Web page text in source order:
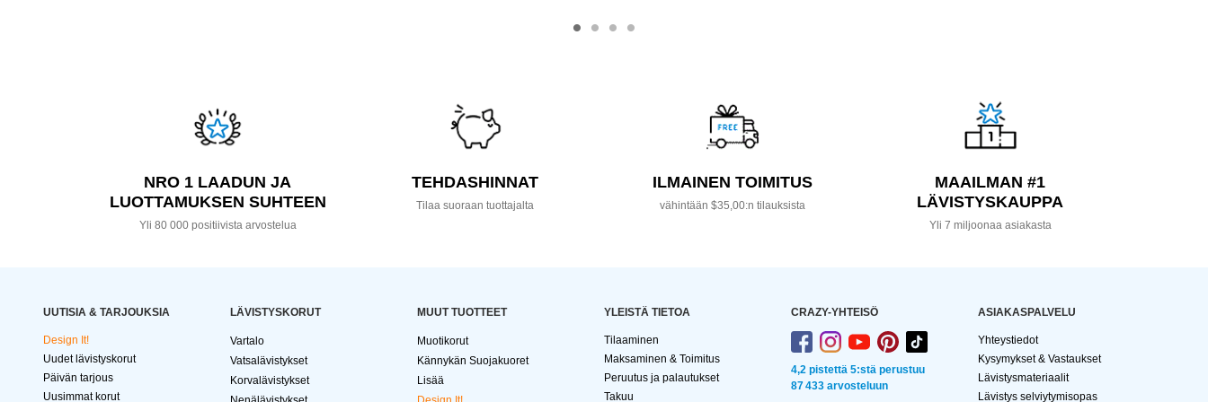
NRO 1 LAADUN JA
LUOTTAMUKSEN SUHTEEN
Yli 80 000 positiivista arvostelua
TEHDASHINNAT
Tilaa suoraan tuottajalta
ILMAINEN TOIMITUS
vähintään $35,00:n tilauksista
MAAILMAN #1
LÄVISTYSKAUPPA
Yli 7 miljoonaa asiakasta
UUTISIA & TARJOUKSIA
Design It!
Uudet lävistyskorut
Päivän tarjous
Uusimmat korut
LÄVISTYSKORUT
Vartalo
Vatsalävistykset
Korvalävistykset
MUUT TUOTTEET
Muotikorut
Kännykän Suojakuoret
Lisää
YLEISTÄ TIETOA
Tilaaminen
Maksaminen & Toimitus
Peruutus ja palautukset
Takuu
CRAZY-YHTEISÖ
4,2 pistettä 5:stä perustuu
87 433 arvosteluun
ASIAKASPALVELU
Yhteystiedot
Kysymykset & Vastaukset
Lävistysmateriaalit
Lävistys selviytymisopas